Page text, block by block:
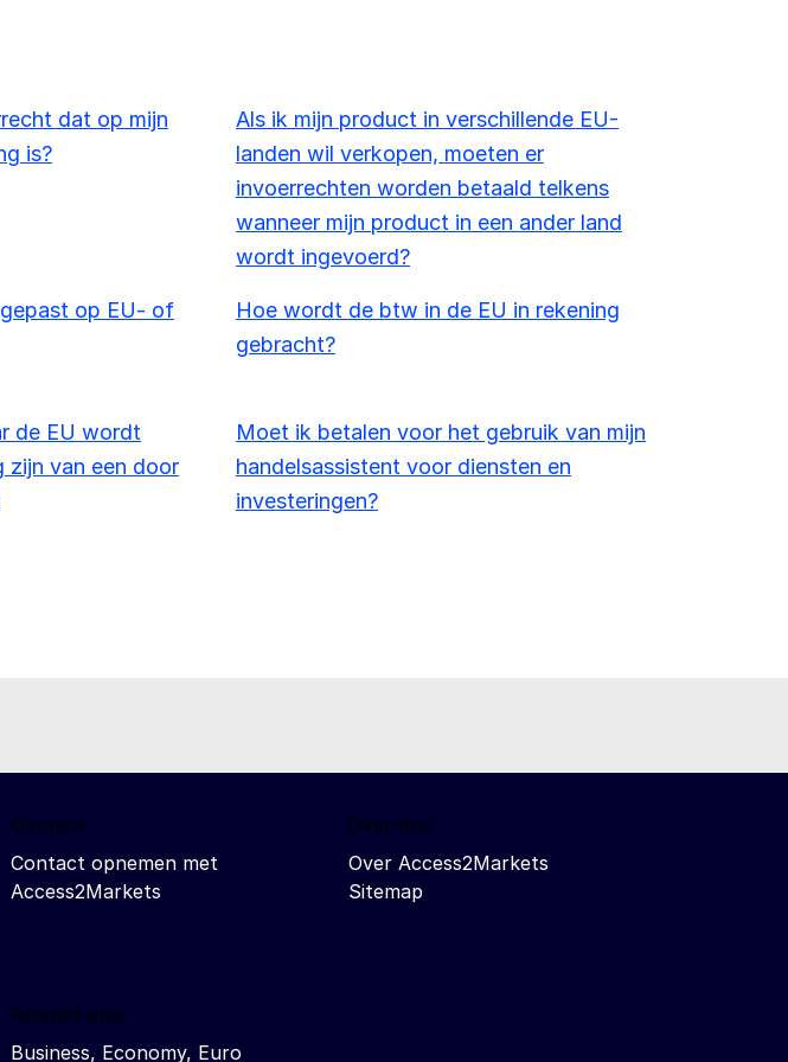
dat op mijn
is?
Als ik mijn product in verschillende EU-
landen wil verkopen, moeten er
invoerrechten worden betaald telkens
wanneer mijn product in een ander land
wordt ingevoerd?
op EU- of
Hoe wordt de btw in de EU in rekening
gebracht?
de EU wordt
van een door
Moet ik betalen voor het gebruik van mijn
handelsassistent voor diensten en
investeringen?
Contact
Contact opnemen met
Access2Markets
Over ons
Over Access2Markets
Sitemap
Related sites
Business, Economy, Euro